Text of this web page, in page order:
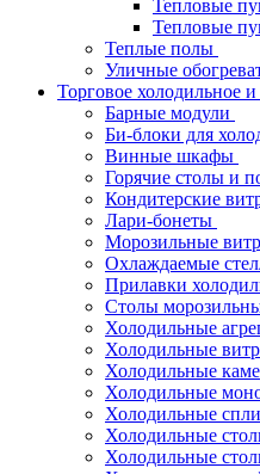
Тепловые
Тепловые
Теплые полы
Уличные
Торговое холодильное
Барные модули
Би-блоки для
Винные шкафы
Горячие столы и
Кондитерские
Лари-бонеты
Морозильные
Охлаждаемые
Прилавки
Столы
Холодильные
Холодильные
Холодильные
Холодильные
Холодильные
Холодильные
Холодильные